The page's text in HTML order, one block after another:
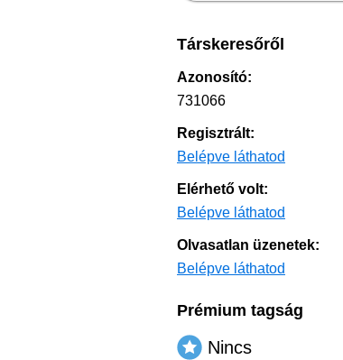
Társkeresőről
Azonosító:
731066
Regisztrált:
Belépve láthatod
Elérhető volt:
Belépve láthatod
Olvasatlan üzenetek:
Belépve láthatod
Prémium tagság
Nincs